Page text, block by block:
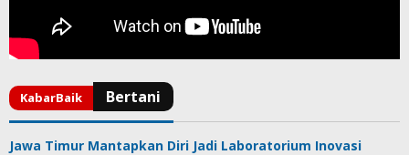
Jawa Timur Mantapkan Diri Jadi Laboratorium Inovasi